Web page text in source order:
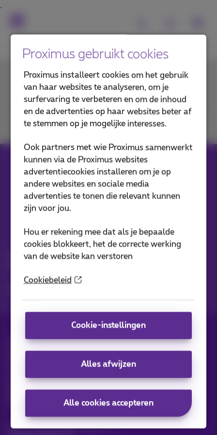
Proximus gebruikt cookies
Proximus installeert cookies om het gebruik
van haar websites te analyseren, om je
surfervaring te verbeteren en om de inhoud
en de advertenties op haar websites beter af
te stemmen op je mogelijke interesses.
Ook partners met wie Proximus samenwerkt
kunnen via de Proximus websites
advertentiecookies installeren om je op
andere websites en sociale media
advertenties te tonen die relevant kunnen
zijn voor jou.
Hou er rekening mee dat als je bepaalde
cookies blokkeert, het de correcte werking
van de website kan verstoren
Cookiebeleid
Cookie-instellingen
Alles afwijzen
Alle cookies accepteren
Contacteer ons
Je vindt ons op
Onze applicaties
Nieuwtjes direct in je inbox
Ontdek de laatste infos, promoties of aanbiedingen heet van
Alle rechten voorbehouden. ©2026Proximus
Algemene voorwaarden, consumenteninfo
Toegankelijkheid
Deze website is gecreëerd en wordt beheerd conform het
Koning Albert II-laan 27 - B-1030 Brussel.
Carrier & Wholesale Solutions